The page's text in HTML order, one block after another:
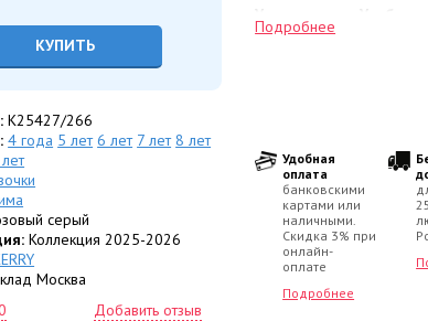
КУПИТЬ
K25427/266
4 года 5 лет 6 лет 7 лет 8 лет
серый
Коллекция 2025-2026
Москва
Добавить отзыв
• Наполнитель
градусов.
Конструктивные
— Молния защищена
— Утепленный капюшон
искусственного меха
— Правильную посадку
резинка на спинке по
Подробнее
Удобная
оплата
банковскими
картами или
наличными.
Скидка 3% при
онлайн-
оплате
Подробнее